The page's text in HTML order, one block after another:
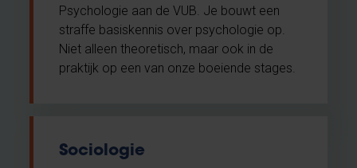
Psychologie aan de VUB. Je bouwt een
straffe basiskennis over psychologie op.
Niet alleen theoretisch, maar ook in de
praktijk op een van onze boeiende stages.
Sociologie